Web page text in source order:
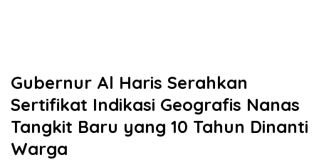
Gubernur Al Haris Serahkan
Sertifikat Indikasi Geografis Nanas
Tangkit Baru yang 10 Tahun Dinanti
Warga